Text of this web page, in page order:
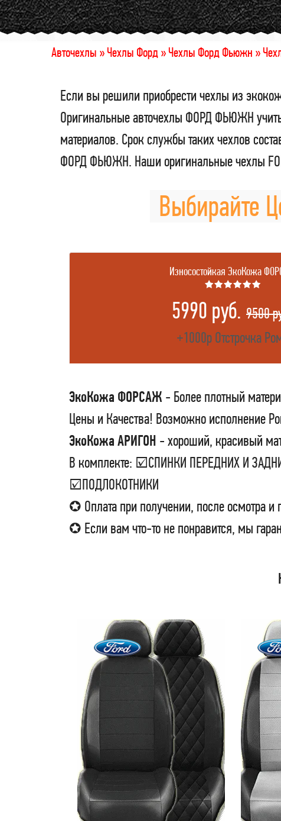
Авточехлы »Чехлы Форд »Чехлы Форд Фьюжн »
Если вы решили приобрести чехлы из
Оригинальные авточехлы ФОРД ФЬЮЖН
материалов. Срок службы таких чехлов
ФОРД ФЬЮЖН. Наши оригинальные чехлы
Выбирайте
Износостойкая ЭкоКожа
★★★★★★
5990 руб. 9500
+1000р Отстрочка
ЭкоКожа ФОРСАЖ - Более плотный
Цены и Качества! Возможно исполнение
ЭкоКожа АРИГОН - хороший, красивый
В комплекте: ☑СПИНКИ ПЕРЕДНИХ И
☑ПОДЛОКОТНИКИ
✪ Оплата при получении, после осмотра и
✪ Если вам что-то не понравится, мы